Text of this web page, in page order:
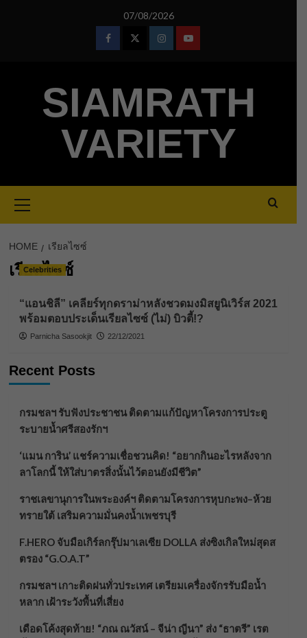
07/08/2026
FacebookTwitterInstagramYoutube
SIAMRATH
VARIETY
Menu
HOME เรียลไซซ์
เรียลไซซ์
Celebrities
“แอนชิลี” เคลียร์ทุกดราม่าหลังชวดมงมิสยูนิเวิร์ส 2021
พร้อมตอบประเด็นเรียลไซซ์ (ไม่) บิวตี้!?
Parnicha Sasookjit 22/12/2021
Recent Posts
กรมชลฯ รับฟังประชาชน ติดตามแก้ปัญหาโครงการประตู
ระบายน้ำศรีสองรักฯ
‘แมน การิน’ แชร์ความเชื่อชวนคิด! “อยากกินอะไรหลังจาก
ลาโลกนี้ ให้ใส่บาตรสิ่งนั้นไว้ตอนยังมีชีวิต”
ราชเลขานุการในพระองค์ฯ ติดตามโครงการหุบกะพง–ห้วย
ทรายใต้ เสริมความมั่นคงน้ำเพชรบุรี
F.HERO จับมือเกิร์ลกรุ๊ปมาเลเซีย DOLLA ส่งซิงเกิลใหม่สุดส
ตรอง “G.O.A.T”
กรมชลฯ เกาะติดฝนทั่วประเทศ เตรียมเครื่องจักรรับมือน้ำ
หลาก เฝ้าระวังพื้นที่เสี่ยง
เดือดโค้งสุดท้าย! “ภณ ณวัสน์ – จีน่า ญีนา” ส่ง “ธาตรี” เรต